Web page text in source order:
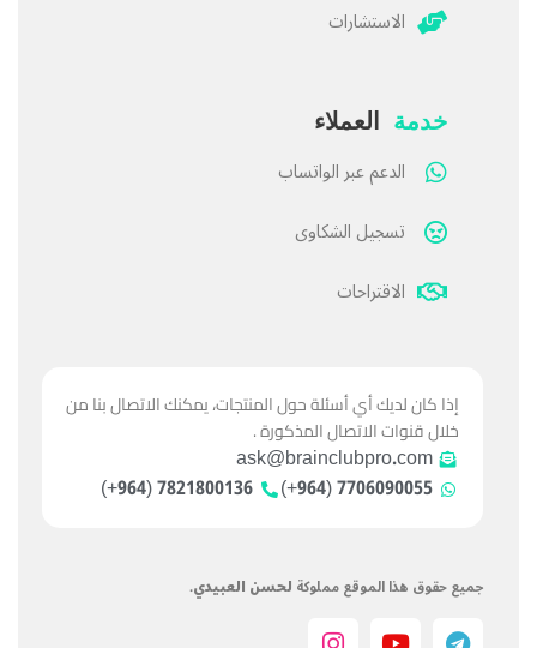
الاستشارات
خدمة العملاء
الدعم عبر الواتساب
تسجيل الشكاوى
الاقتراحات
إذا كان لديك أي أسئلة حول المنتجات، يمكنك الاتصال بنا من
خلال قنوات الاتصال المذكورة .
ask@brainclubpro.com
7706090055 (964+)
7821800136 (964+)
جميع حقوق هذا الموقع مملوكة لحسن العبيدي.